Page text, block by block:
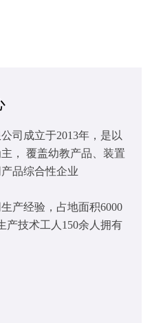
司成立于2013年，是以
， 覆盖幼教产品、装置
品综合性企业
产经验，占地面积6000
产技术工人150余人拥有